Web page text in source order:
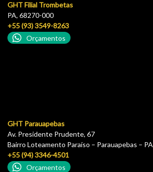
GHT Filial Trombetas
PA, 68270-000
+55 (93) 3549-8263
Orçamentos
GHT Parauapebas
Av. Presidente Prudente, 67
Bairro Loteamento Paraíso – Parauapebas – PA
+55 (94) 3346-4501
Orçamentos